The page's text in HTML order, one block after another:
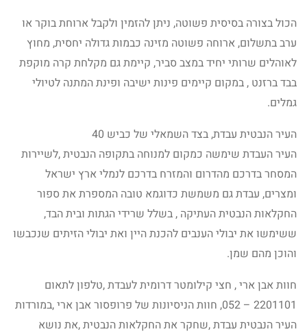
הכול בצורה בסיסית פשוטה, ניתן להזמין ולקבל ארוחת בוקר או
ערב בתשלום, ארוחה פשוטה מזינה כבמות גדולה יחסית, מחוץ
לאוהלים שרותי יחיד במצב סביר, קיימת גם מקלחת קרה מוקפת
בבד ברזנט , במקום קיימים פינות ישיבה ופינת המתנה לטיולי
גמלים.
העיר הנבטית עבדת, בצד השמאלי של כביש 40
העיר העבדת שימשה כמקום למנוחה בתקופה הנבטית ,לשיירות
המסחר בדרכם מהדרום והמזרח בדרכם לנמלי ארץ ישראל
ומצרים, עבדת גם משמשת כדוגמא טובה המספרת את ספור
החקלאות הנבטית העתיקה , בשלל שרידי הגתות ובית הבד,
ששימשו את יבולי הענבים להכנת היין ואת יבולי הזיתים שנכבשו
והוכן מהם שמן.
חוות אבן ארי , חצי קילומטר דרומית לעבדת ,טלפון לתאום
2201101 – 052, חוות הניסיונות של פרופסור אבן ארי ,במורדות
העיר הנבטית עבדת ,שחקר את החקלאות הנבטית ,את נושא